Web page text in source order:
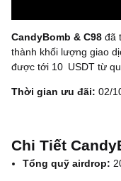
CandyBomb & C98 đã
thành khối lượng giao
được tới 10 USDT từ
Thời gian ưu đãi: 02/
Chi Tiết
Tổng quỹ airdrop: